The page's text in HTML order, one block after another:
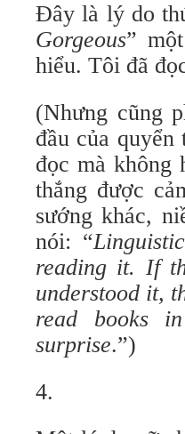
Đây là lý do
Gorgeous”
hiểu. Tôi đã
(Nhưng cũng
đầu của
đọc mà không
thắng được
sướng khác,
nói: “
reading it. If
understood it,
read books
surprise.”)
4.